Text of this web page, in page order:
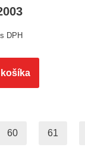
s DPH
60 61